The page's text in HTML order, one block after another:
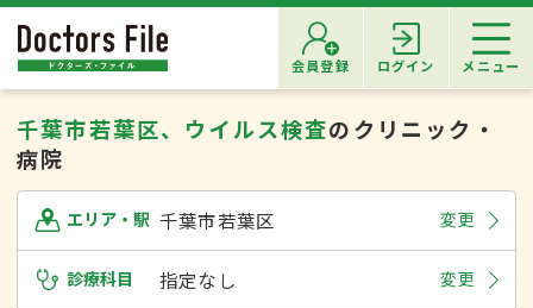
会員登録 ログイン メニュー
千葉市若葉区、ウイルス検査のクリニック・
病院
エリア・駅 千葉市若葉区 変更
診療科目 指定なし 変更